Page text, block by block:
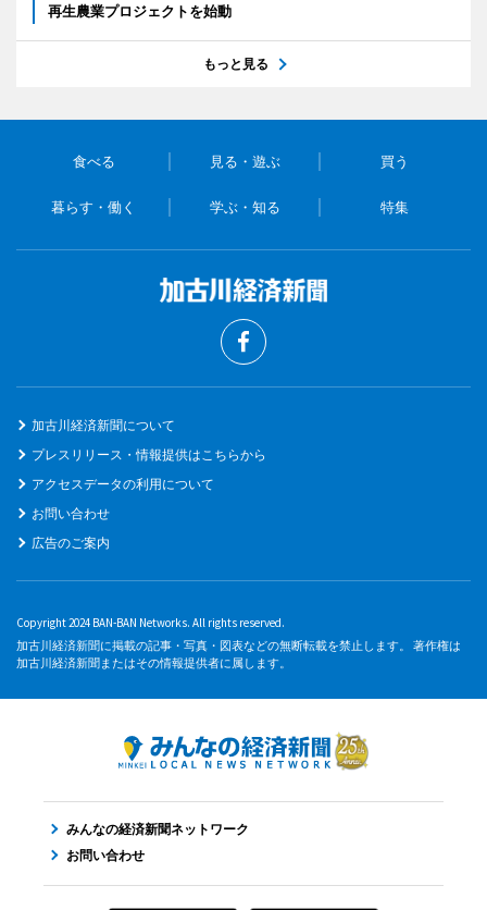
再生農業プロジェクトを始動
もっと見る
食べる 見る・遊ぶ 買う
暮らす・働く 学ぶ・知る 特集
加古川経済新聞について
プレスリリース・情報提供はこちらから
アクセスデータの利用について
お問い合わせ
広告のご案内
Copyright 2024 BAN-BAN Networks. All rights reserved.
加古川経済新聞に掲載の記事・写真・図表などの無断転載を禁止します。 著作権は
加古川経済新聞またはその情報提供者に属します。
みんなの経済新聞ネットワーク
お問い合わせ